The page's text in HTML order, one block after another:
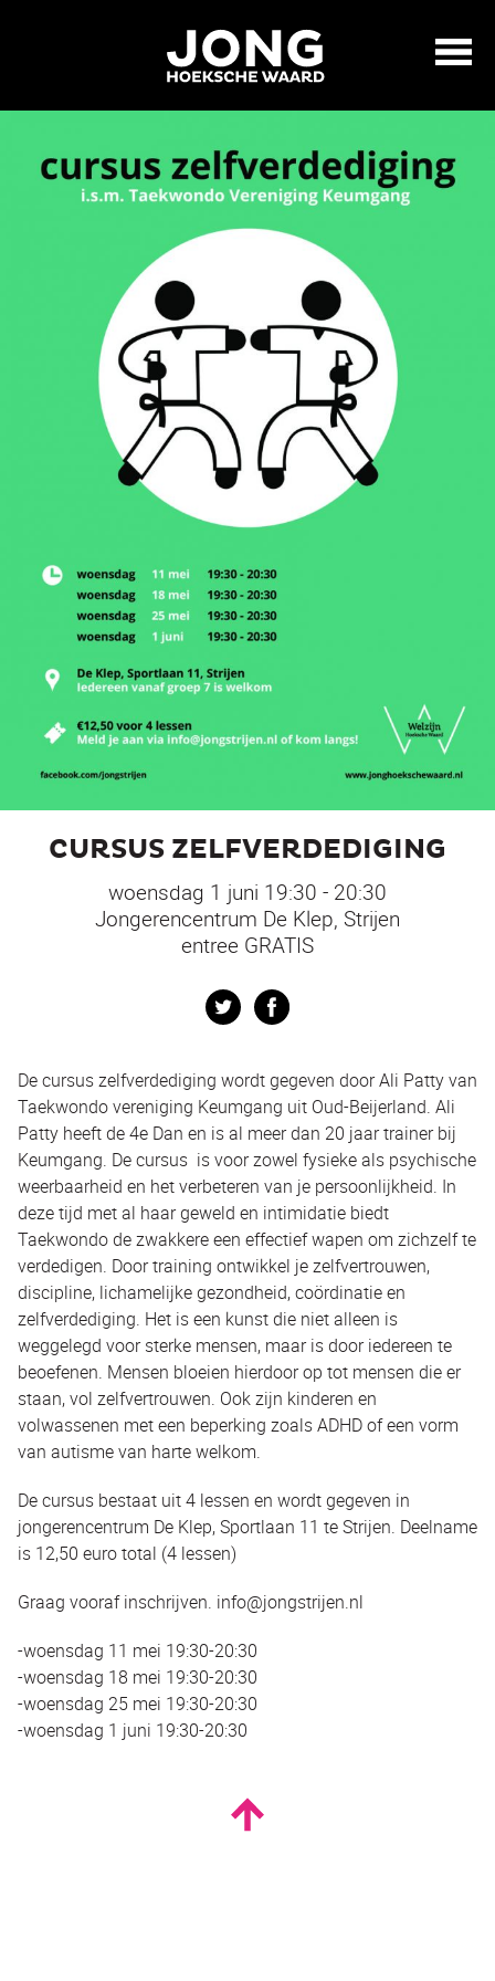
CURSUS ZELFVERDEDIGING
woensdag 1 juni 19:30 - 20:30
Jongerencentrum De Klep, Strijen
entree GRATIS
Twitter
De cursus zelfverdediging wordt gegeven door Ali Patty van
Taekwondo vereniging Keumgang uit Oud-Beijerland. Ali
Patty heeft de 4e Dan en is al meer dan 20 jaar trainer bij
Keumgang. De cursus is voor zowel fysieke als psychische
weerbaarheid en het verbeteren van je persoonlijkheid. In
deze tijd met al haar geweld en intimidatie biedt
Taekwondo de zwakkere een effectief wapen om zichzelf te
verdedigen. Door training ontwikkel je zelfvertrouwen,
discipline, lichamelijke gezondheid, coördinatie en
zelfverdediging. Het is een kunst die niet alleen is
weggelegd voor sterke mensen, maar is door iedereen te
beoefenen. Mensen bloeien hierdoor op tot mensen die er
staan, vol zelfvertrouwen. Ook zijn kinderen en
volwassenen met een beperking zoals ADHD of een vorm
van autisme van harte welkom.
De cursus bestaat uit 4 lessen en wordt gegeven in
jongerencentrum De Klep, Sportlaan 11 te Strijen. Deelname
is 12,50 euro total (4 lessen)
Graag vooraf inschrijven. info@jongstrijen.nl
-woensdag 11 mei 19:30-20:30
-woensdag 18 mei 19:30-20:30
-woensdag 25 mei 19:30-20:30
-woensdag 1 juni 19:30-20:30